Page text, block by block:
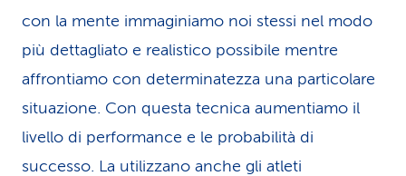
con la mente immaginiamo noi stessi nel modo
più dettagliato e realistico possibile mentre
affrontiamo con deter­mi­na­tezza una particolare
situazione. Con questa tecnica aumentiamo il
livello di performance e le proba­bi­lità di
successo. La utilizzano anche gli atleti